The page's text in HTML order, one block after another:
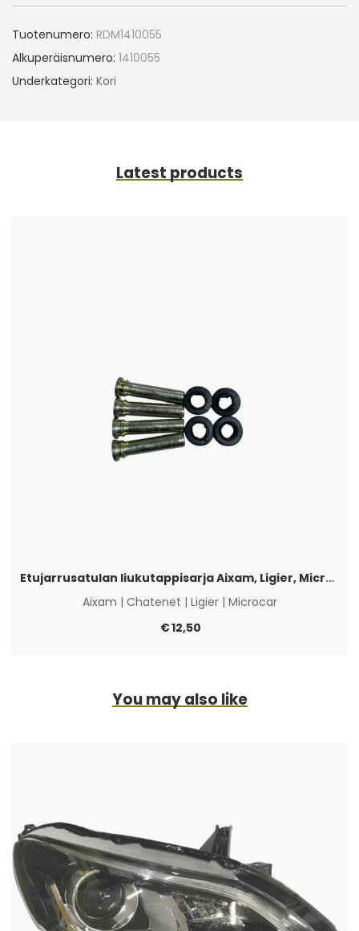
Tuotenumero: RDM1410055
Alkuperäisnumero: 1410055
Underkategori: Kori
Latest products
Etujarrusatulan liukutappisarja Aixam, Ligier, Microcar & Chatenet
Aixam | Chatenet | Ligier| Microcar
€12,50
You may also like